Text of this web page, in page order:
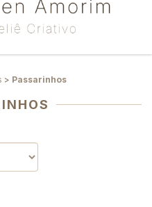
> Passarinhos